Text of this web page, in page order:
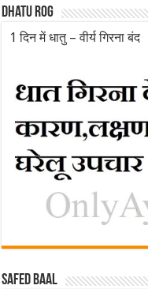
Dhatu rog
1 दिन में धातु – वीर्य गिरना बंद
Safed baal